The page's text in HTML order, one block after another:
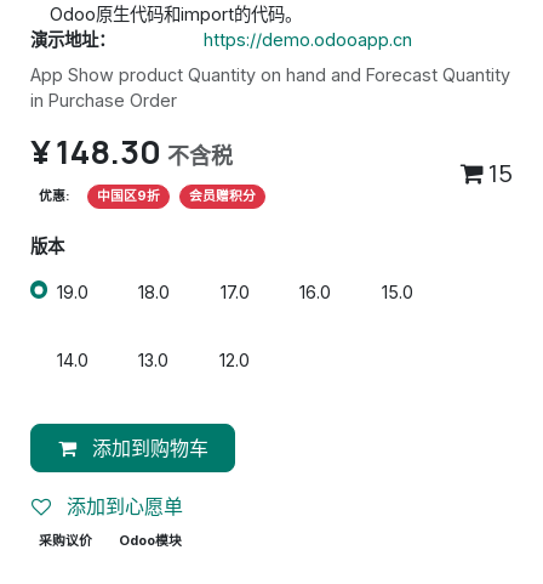
Odoo原生代码和import的代码。
演示地址：
https://demo.odooapp.cn
App Show product Quantity on hand and Forecast Quantity
in Purchase Order
¥148.30 不含税
优惠: 中国区9折 会员赠积分
15
版本
19.0 18.0 17.0 16.0 15.0
14.0 13.0 12.0
添加到购物车
添加到心愿单
采购议价 Odoo模块